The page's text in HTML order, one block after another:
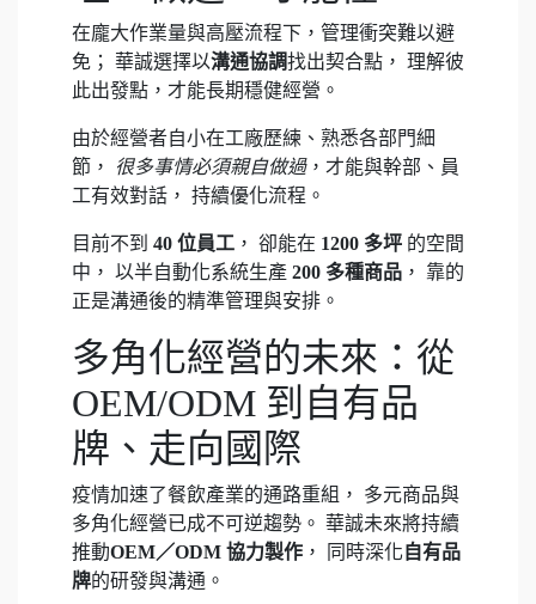
在龐大作業量與高壓流程下，管理衝突難以避
免； 華誠選擇以溝通協調找出契合點， 理解彼
此出發點，才能長期穩健經營。
由於經營者自小在工廠歷練、熟悉各部門細
節，
很多事情必須親自做過，才能與幹部、員
工有效對話， 持續優化流程。
目前不到 40 位員工 ， 卻能在 1200 多坪 的空間
中， 以半自動化系統生產 200 多種商品 ， 靠的
正是溝通後的精準管理與安排。
多角化經營的未來：從
OEM/ODM 到自有品
牌、走向國際
疫情加速了餐飲產業的通路重組， 多元商品與
多角化經營已成不可逆趨勢。 華誠未來將持續
推動OEM／ODM 協力製作 ， 同時深化自有品
牌的研發與溝通。